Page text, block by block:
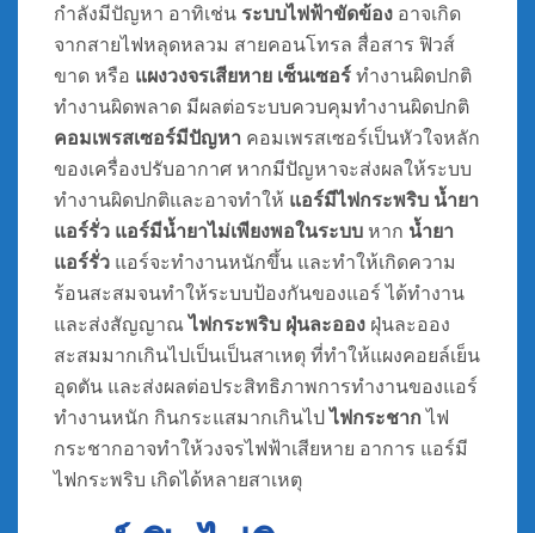
กำลังมีปัญหา อาทิเช่น ระบบไฟฟ้าขัดข้อง อาจเกิด
จากสายไฟหลุดหลวม สายคอนโทรล สื่อสาร ฟิวส์
ขาด หรือ แผงวงจรเสียหาย เซ็นเซอร์ ทำงานผิดปกติ
ทำงานผิดพลาด มีผลต่อระบบควบคุมทำงานผิดปกติ
คอมเพรสเซอร์มีปัญหา คอมเพรสเซอร์เป็นหัวใจหลัก
ของเครื่องปรับอากาศ หากมีปัญหาจะส่งผลให้ระบบ
ทำงานผิดปกติและอาจทำให้ แอร์มีไฟกระพริบ น้ำยา
แอร์รั่ว แอร์มีน้ำยาไม่เพียงพอในระบบ หาก น้ำยา
แอร์รั่ว แอร์จะทำงานหนักขึ้น และทำให้เกิดความ
ร้อนสะสมจนทำให้ระบบป้องกันของแอร์ ได้ทำงาน
และส่งสัญญาณไฟกระพริบ ฝุ่นละออง ฝุ่นละออง
สะสมมากเกินไปเป็นเป็นสาเหตุ ที่ทำให้แผงคอยล์เย็น
อุดตัน และส่งผลต่อประสิทธิภาพการทำงานของแอร์
ทำงานหนัก กินกระแสมากเกินไปไฟกระชาก ไฟ
กระชากอาจทำให้วงจรไฟฟ้าเสียหาย อาการ แอร์มี
ไฟกระพริบ เกิดได้หลายสาเหตุ